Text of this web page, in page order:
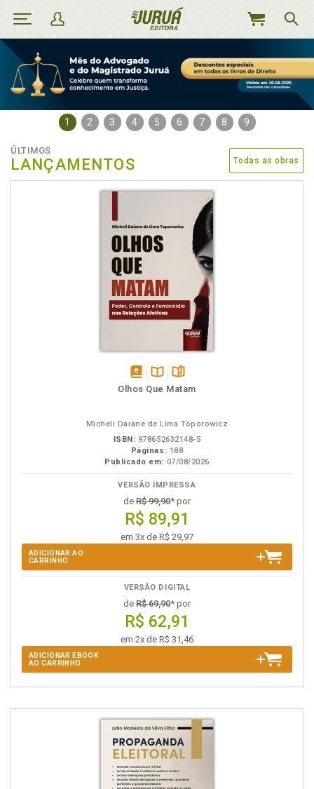
MEU
1 2 3 4 5 6 7 8 9
ÚLTIMOS
LANÇAMENTOS Todas as obras
disponívelDisponível
páginas
Olhos Que Matam
Micheli Daiane de Lima Toporowicz
ISBN: 978652632148-5
Páginas: 188
Publicado em: 07/08/2026
VERSÃO IMPRESSA
de R$ 99,90* por
R$ 89,91
em 3x de R$ 29,97
ADICIONAR AO
CARRINHO
VERSÃO DIGITAL
de R$ 69,90* por
R$ 62,91
em 2x de R$ 31,46
ADICIONAR EBOOK
AO CARRINHO